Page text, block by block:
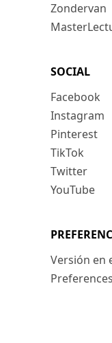
Zondervan
SOCIAL
Facebook
Instagram
Pinterest
TikTok
Twitter
YouTube
Versión en
Preferences